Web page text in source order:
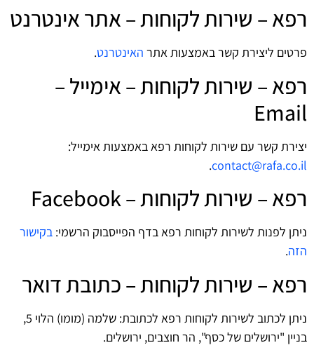
רפא – שירות לקוחות – אתר אינטרנט
פרטים ליצירת קשר באמצעות אתר האינטרנט.
רפא – שירות לקוחות – אימייל –
Email
יצירת קשר עם שירות לקוחות רפא באמצעות אימייל:
contact@rafa.co.il
.
רפא – שירות לקוחות – Facebook
ניתן לפנות לשירות לקוחות רפא בדף הפייסבוק הרשמי: בקישור
הזה.
רפא – שירות לקוחות – כתובת דואר
ניתן לכתוב לשירות לקוחות רפא לכתובת: שלמה (מומו) הלוי 5,
בניין "ירושלים של כסף", הר חוצבים, ירושלים.